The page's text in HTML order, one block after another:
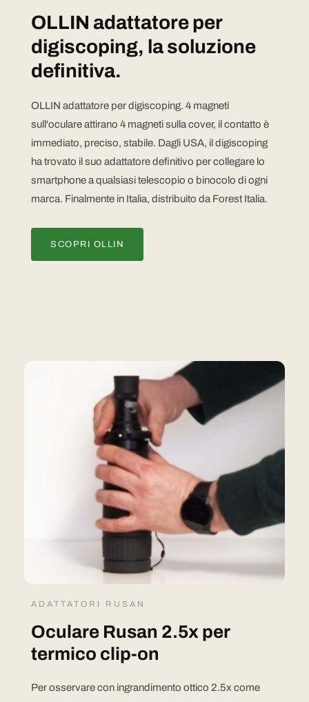
OLLIN adattatore per
digiscoping, la soluzione
definitiva.
OLLIN adattatore per digiscoping. 4 magneti
sull'oculare attirano 4 magneti sulla cover, il contatto è
immediato, preciso, stabile. Dagli USA, il digiscoping
ha trovato il suo adattatore definitivo per collegare lo
smartphone a qualsiasi telescopio o binocolo di ogni
marca. Finalmente in Italia, distribuito da Forest Italia.
SCOPRI OLLIN
ADATTATORI RUSAN
Oculare Rusan 2.5x per
termico clip-on
Per osservare con ingrandimento ottico 2.5x come